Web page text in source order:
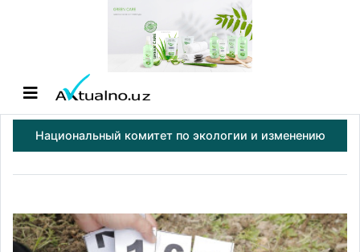
Национальный комитет по экологии и изменению